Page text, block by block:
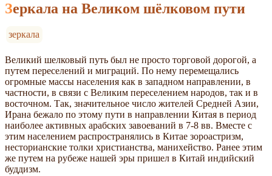
Зеркала на Великом шёлковом пути
зеркала
Великий шелковый путь был не просто торговой дорогой, а
путем переселений и миграций. По нему перемещались
огромные массы населения как в западном направлении, в
частности, в связи с Великим переселением народов, так и в
восточном. Так, значительное число жителей Средней Азии,
Ирана бежало по этому пути в направлении Китая в период
наиболее активных арабских завоеваний в 7-8 вв. Вместе с
этим населением распространялись в Китае зороастризм,
несторианские толки христианства, манихейство. Ранее этим
же путем на рубеже нашей эры пришел в Китай индийский
буддизм.